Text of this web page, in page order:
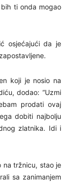
ti onda mogao
osjećajući da je
koji je nosio na
dodao: “Uzmi
prodati ovaj
dobiti najbolju
zlatnika. Idi i
na tržnicu, stao je
sa zanimanjem